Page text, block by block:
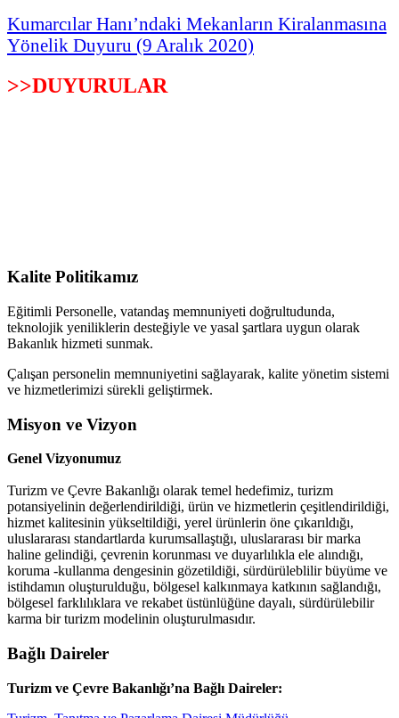
Kumarcılar Hanı’ndaki Mekanların Kiralanmasına
Yönelik Duyuru (9 Aralık 2020)
>>DUYURULAR
anketleri yapılacak ve sonuçları Turizm Bakanlığı
Uluslararası Turizm Rekabetçilik Endeksi
Kalite Politikamız
Eğitimli Personelle, vatandaş memnuniyeti doğrultudunda,
teknolojik yeniliklerin desteğiyle ve yasal şartlara uygun olarak
Bakanlık hizmeti sunmak.
Çalışan personelin memnuniyetini sağlayarak, kalite yönetim sistemi
ve hizmetlerimizi sürekli geliştirmek.
Misyon ve Vizyon
Genel Vizyonumuz
Turizm ve Çevre Bakanlığı olarak temel hedefimiz, turizm
potansiyelinin değerlendirildiği, ürün ve hizmetlerin çeşitlendirildiği,
hizmet kalitesinin yükseltildiği, yerel ürünlerin öne çıkarıldığı,
uluslararası standartlarda kurumsallaştığı, uluslararası bir marka
haline gelindiği, çevrenin korunması ve duyarlılıkla ele alındığı,
koruma -kullanma dengesinin gözetildiği, sürdürüleblilir büyüme ve
istihdamın oluşturulduğu, bölgesel kalkınmaya katkının sağlandığı,
bölgesel farklılıklara ve rekabet üstünlüğüne dayalı, sürdürülebilir
karma bir turizm modelinin oluşturulmasıdır.
Bağlı Daireler
Turizm ve Çevre Bakanlığı’na Bağlı Daireler: